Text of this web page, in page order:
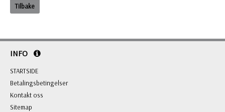
Tilbake
INFO
STARTSIDE
Betalingsbetingelser
Kontakt oss
Sitemap